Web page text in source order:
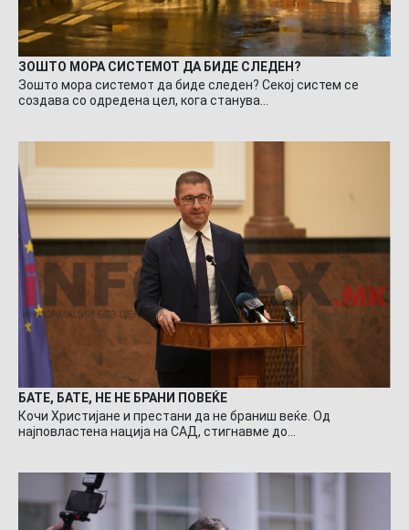
ЗОШТО МОРА СИСТЕМОТ ДА БИДЕ СЛЕДЕН?
Зошто мора системот да биде следен? Секој систем се
создава со одредена цел, кога станува…
БАТЕ, БАТЕ, НЕ НЕ БРАНИ ПОВЕЌЕ
Кочи Христијане и престани да не браниш веќе. Од
најповластена нација на САД, стигнавме до…